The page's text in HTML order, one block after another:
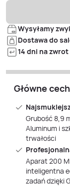
Wysyłamy
Dostawa do
14 dni na zwrot
Główne
Grubość 8,9
Aluminum i
trwałości
Aparat 200
inteligentna
zadań dzięki